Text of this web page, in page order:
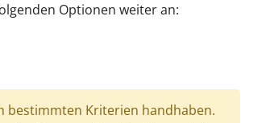
Optionen weiter an:
bestimmten Kriterien handhaben.